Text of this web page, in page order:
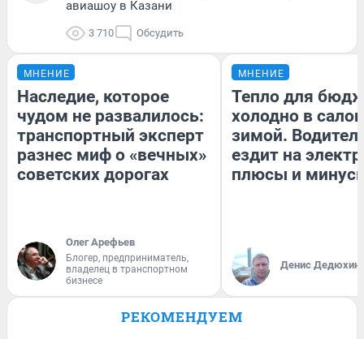
авиашоу в Казани
3 710 Обсудить
МНЕНИЕ
Наследие, которое
чудом не развалилось:
транспортный эксперт
разнес миф о «вечных»
советских дорогах
Олег Арефьев
Блогер, предприниматель,
владелец в транспортном
бизнесе
МНЕНИЕ
Тепло для
холодно в
зимой.
ездит на
плюсы и
Денис Дедюхин
РЕКОМЕНДУЕМ